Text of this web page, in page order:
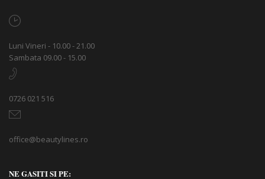
Luni Vineri - 10.00 - 21.00
Sambata 09.00 - 15.00
0726 021 516
office@beautylines.ro
NE GASITI SI PE: